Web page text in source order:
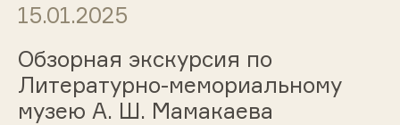
15.01.2025
Обзорная экскурсия по
Литературно-мемориальному
музею А. Ш. Мамакаева